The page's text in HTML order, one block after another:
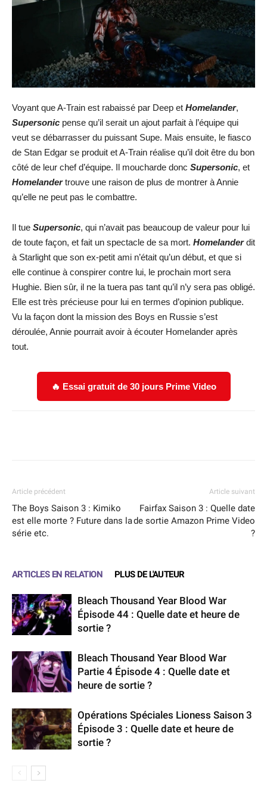
Voyant que A-Train est rabaissé par Deep et Homelander,
Supersonic pense qu’il serait un ajout parfait à l’équipe qui
veut se débarrasser du puissant Supe. Mais ensuite, le fiasco
de Stan Edgar se produit et A-Train réalise qu’il doit être du bon
côté de leur chef d’équipe. Il moucharde donc Supersonic, et
Homelandertrouve une raison de plus de montrer à Annie
qu’elle ne peut pas le combattre.
Il tue Supersonic, qui n’avait pas beaucoup de valeur pour lui
de toute façon, et fait un spectacle de sa mort. Homelanderdit
à Starlight que son ex-petit ami n’était qu’un début, et que si
elle continue à conspirer contre lui, le prochain mort sera
Hughie. Bien sûr, il ne la tuera pas tant qu’il n’y sera pas obligé.
Elle est très précieuse pour lui en termes d’opinion publique.
Vu la façon dont la mission des Boys en Russie s’est
déroulée, Annie pourrait avoir à écouter Homelander après
tout.
🔥 Essai gratuit de 30 jours Prime Video
Article précédent
The Boys Saison 3 : Kimiko
est elle morte ? Future dans la
série etc.
Article suivant
Fairfax Saison 3 : Quelle date
de sortie Amazon Prime Video
?
ARTICLES EN RELATION PLUS DE L'AUTEUR
Bleach Thousand Year Blood War
Épisode 44 : Quelle date et heure de
sortie ?
Bleach Thousand Year Blood War
Partie 4 Épisode 4 : Quelle date et
heure de sortie ?
Opérations Spéciales Lioness Saison 3
Épisode 3 : Quelle date et heure de
sortie ?